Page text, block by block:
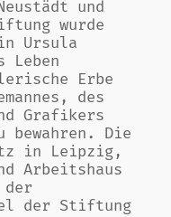
und
wurde
Ursula
Leben
Erbe
des
Grafikers
bewahren. Die
in Leipzig,
Arbeitshaus
der Stiftung